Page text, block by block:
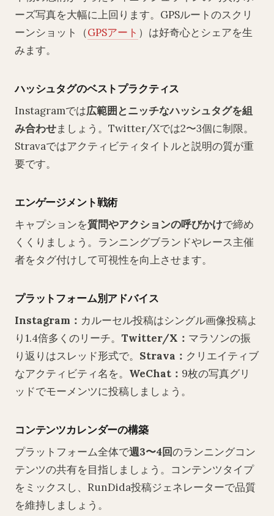
ーズ写真を大幅に上回ります。GPSルートのスクリ
ーンショット（GPSアート ）は好奇心とシェアを生
みます。
ハッシュタグのベストプラクティス
Instagramでは広範囲とニッチなハッシュタグを組
み合わせましょう。Twitter/Xでは2〜3個に制限。
Stravaではアクティビティタイトルと説明の質が重
要です。
エンゲージメント戦術
キャプションを質問やアクションの呼びかけで締め
くくりましょう。ランニングブランドやレース主催
者をタグ付けして可視性を向上させます。
プラットフォーム別アドバイス
Instagram： カルーセル投稿はシングル画像投稿よ
り1.4倍多くのリーチ。 Twitter/X： マラソンの振
り返りはスレッド形式で。 Strava： クリエイティブ
なアクティビティ名を。 WeChat： 9枚の写真グリ
ッドでモーメンツに投稿しましょう。
コンテンツカレンダーの構築
プラットフォーム全体で週3〜4回のランニングコン
テンツの共有を目指しましょう。コンテンツタイプ
をミックスし、RunDida投稿ジェネレーターで品質
を維持しましょう。